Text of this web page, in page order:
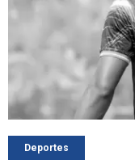
Deportes